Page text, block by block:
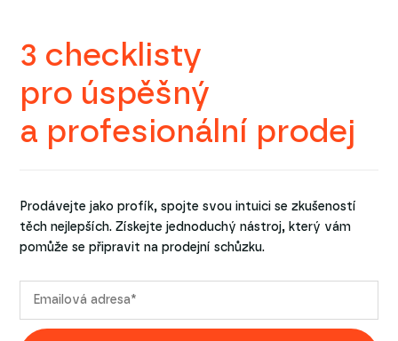
3 checklisty
pro úspěšný
a profesionální prodej
Prodávejte jako profík, spojte svou intuici se zkušeností
těch nejlepších. Získejte jednoduchý nástroj, který vám
pomůže se připravit na prodejní schůzku.